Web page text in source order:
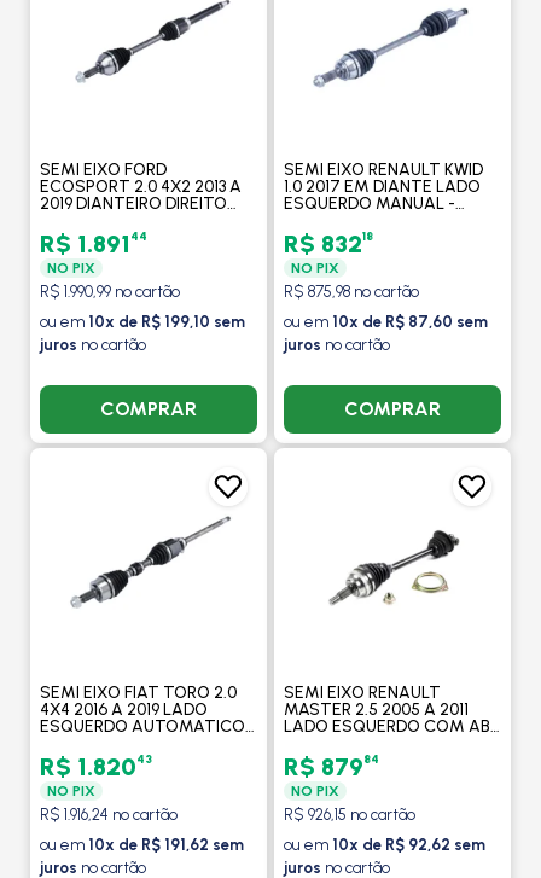
SEMI EIXO FORD
ECOSPORT 2.0 4X2 2013 A
2019 DIANTEIRO DIREITO
R$ 1.891 44
NO PIX
R$ 1.990,99 no cartão
ou em 10x de R$ 199,10 sem
juros no cartão
COMPRAR
SEMI EIXO RENAULT KWID
1.0 2017 EM DIANTE LADO
ESQUERDO MANUAL -
R$ 83218
NO PIX
R$ 875,98 no cartão
ou em 10x de R$ 87,60 sem
juros no cartão
COMPRAR
SEMI EIXO FIAT TORO 2.0
4X4 2016 A 2019 LADO
ESQUERDO AUTOMATICO -
R$ 1.82043
NO PIX
R$ 1.916,24 no cartão
ou em 10x de R$ 191,62 sem
juros no cartão
SEMI EIXO RENAULT
MASTER 2.5 2005 A 2011
LADO ESQUERDO COM ABS
R$ 87984
NO PIX
R$ 926,15 no cartão
ou em 10x de R$ 92,62 sem
juros no cartão